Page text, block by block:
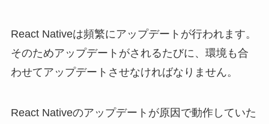
React Nativeは頻繁にアップデートが行われます。
そのためアップデートがされるたびに、環境も合
わせてアップデートさせなければなりません。
React Nativeのアップデートが原因で動作していた